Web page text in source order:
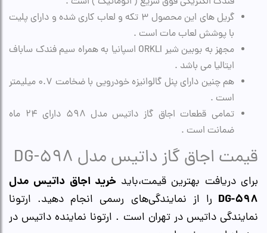
گریل های این محصول ۳ تکه و لعاب کاری شده و دارای پلیت
با پوشش لعاب مات است .
مجهز به بوبین شیر ORKLI اسپانیا به همراه سیم فندک ساباف
ایتالیا می باشد .
هم چنین دارای پنل گالوانیزه خودرویی با ضخامت ۰.۷ میلیمتر
است .
تمامی قطعات اجاق گاز داتیس مدل ۵۹۸ دارای ۲۴ ماه
ضمانت است .
قیمت اجاق گاز داتیس مدل DG-598
برای دریافت بهترین قیمت،بایدخرید اجاق داتیس مدل
598-DG
را از نمایندگی‌های رسمی انجام دهید. ارتونا
نمایندگی داتیس در تهران است . ارتونا نماینده داتیس در